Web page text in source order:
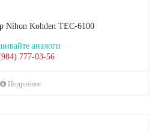
Nihon Kohden TEC-6100
аналоги
777-03-56
Подробнее